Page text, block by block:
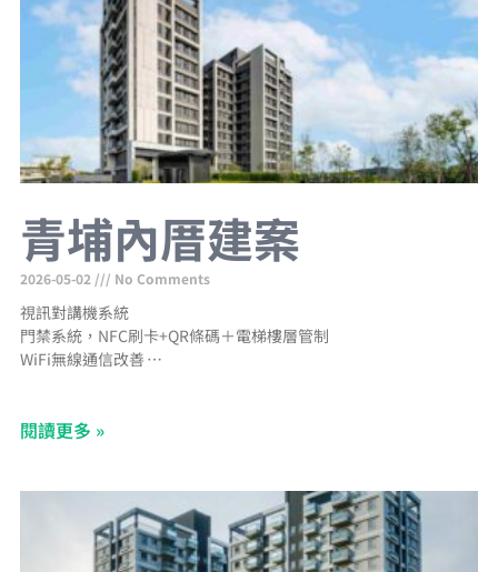
青埔內厝建案
2026-05-02 No Comments
視訊對講機系統
門禁系統，NFC刷卡+QR條碼＋電梯樓層管制
WiFi無線通信改善
CCTV網路型錄影監視系統
停車場管理系統＋汽車車牌辨識＋機車車牌辨識＋車道LED字幕機
閱讀更多 »